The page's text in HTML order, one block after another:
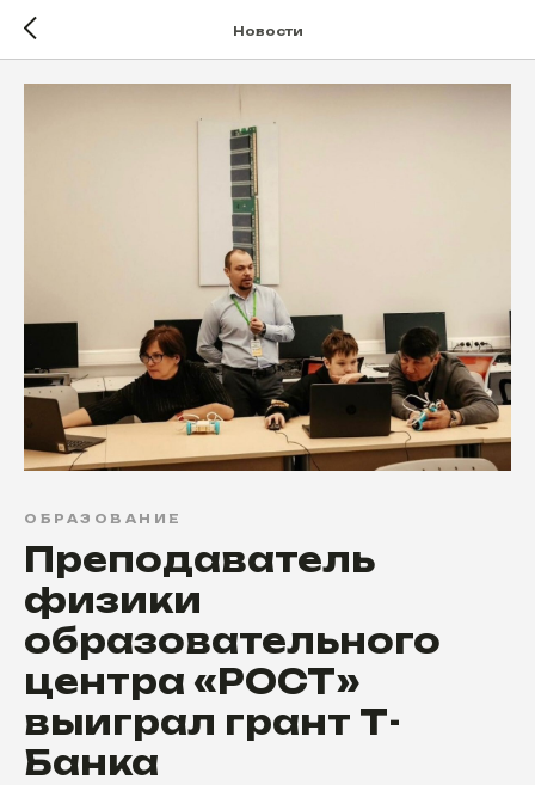
Новости
ОБРАЗОВАНИЕ
Преподаватель
физики
образовательного
центра «РОСТ»
выиграл грант Т-
Банка